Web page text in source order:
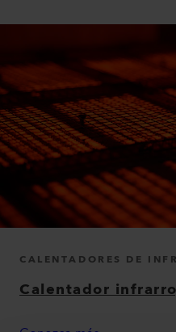
CALENTADORES DE
Calentador